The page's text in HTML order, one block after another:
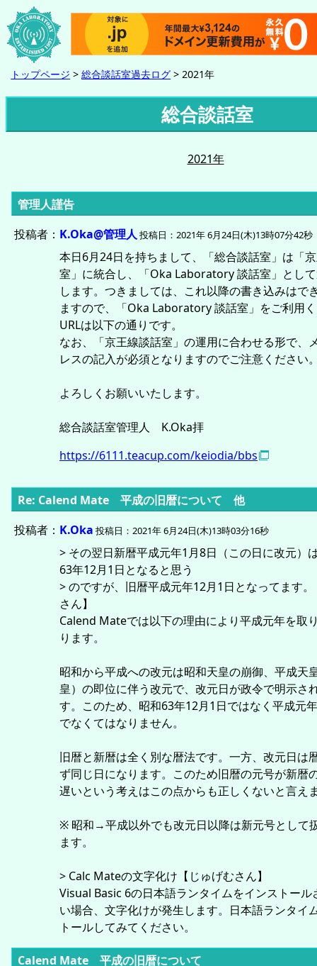
トップページ >総合談話室過去ログ > 2021年
総合談話室
2021年
管理人謹告
投稿者： K.Oka@管理人 投稿日：2021年 6月24日(木)13時07分42秒
本日6月24日を持ちまして、「総合談話室」は「
室」に統合し、「Oka Laboratory談話室」とし
します。つきましては、これ以降の書き込みはで
ますので、「Oka Laboratory談話室」をご利用
URLは以下の通りです。
なお、「京王線談話室」の運用に合わせる形で、
レスの記入が必須となりますのでご注意ください
よろしくお願いいたします。
総合談話室管理人 K.Oka拝
https://6111.teacup.com/keiodia/bbs
Re: Calend Mate 平成の旧暦について 他
投稿者： K.Oka 投稿日：2021年 6月24日(木)13時03分16秒
> その翌日新暦平成元年1月8日（この日に改元）
63年12月1日となると思う
> のですが、旧暦平成元年12月1日となってます
さん】
Calend Mateでは以下の理由により平成元年を取
ります。
昭和から平成への改元は昭和天皇の崩御、平成天
皇）の即位に伴う改元で、改元日が政令で明示さ
す。このため、昭和63年12月1日ではなく平成元
でなくてはなりません。
旧暦と新暦は全く別な暦法です。一方、改元日は
ず同じ日になります。このため旧暦の元号が新暦
遅いという考えはこの点からも正しくないと言え
※ 昭和→平成以外でも改元日以降は新元号として
ます。
> Calc Mateの文字化け【じゅげむさん】
Visual Basic 6の日本語ランタイムをインストール
い場合、文字化けが発生します。日本語ランタイ
トールしてみてください。
Calend Mate 平成の旧暦について